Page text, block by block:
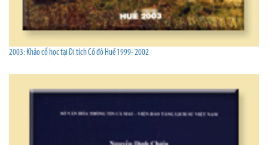
2003: Khảo cổ học tại Di tích Cố đô Huế 1999- 2002